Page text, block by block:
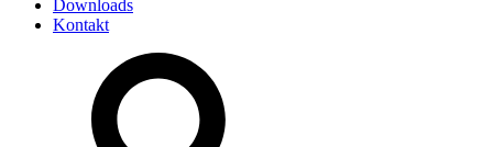
Downloads
Kontakt